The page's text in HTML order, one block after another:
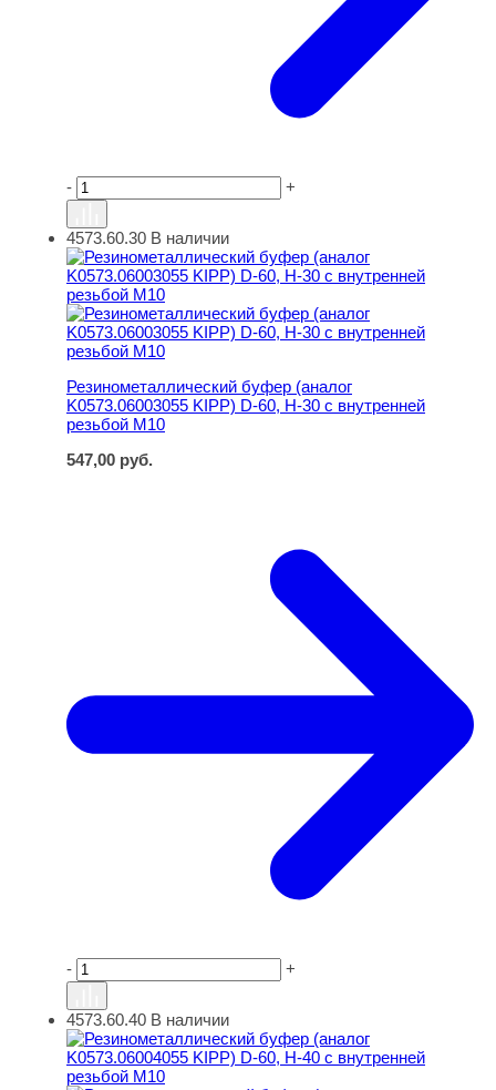
- +
Резинометаллический буфер (аналог K0573.06003055
4573.60.30 В наличии
Резинометаллический буфер (аналог
K0573.06003055 KIPP) D-60, H-30 с внутренней
резьбой M10
547,00 руб.
- +
Резинометаллический буфер (аналог K0573.06004055
4573.60.40 В наличии